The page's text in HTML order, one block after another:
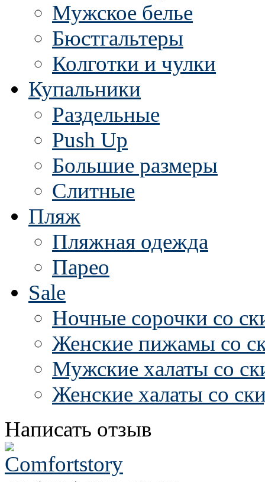
Мужское белье
Бюстгальтеры
Колготки и чулки
Купальники
Раздельные
Push Up
Большие размеры
Слитные
Пляж
Пляжная одежда
Парео
Sale
Ночные сорочки со
Женские пижамы со
Мужские халаты со
Женские халаты со
Написать отзыв